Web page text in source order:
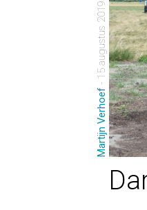
Martijn Verhoef
- 15 augustus 2019